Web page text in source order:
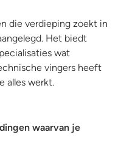
die verdieping zoekt in
Het biedt
wat
vingers heeft
alles werkt.
waarvan je